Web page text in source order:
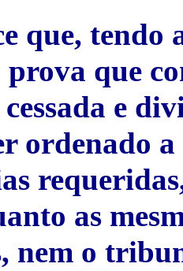
que, tendo
que
e
ordenado
as
, nem o